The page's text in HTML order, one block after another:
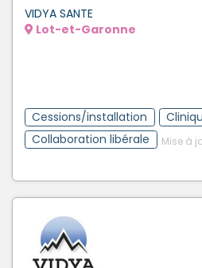
VIDYA SANTE
Lot-et-Garonne
Cessions/installation
Collaboration libérale
Mise à